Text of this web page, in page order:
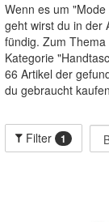
Wenn es um
geht wirst du in der
fündig. Zum
Kategorie
66 Artikel der
du gebraucht
Filter 1